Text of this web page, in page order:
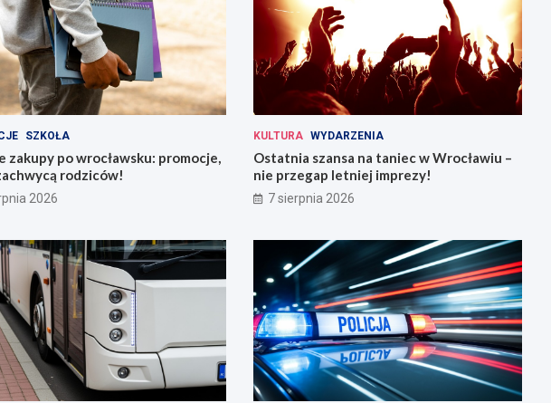
SZKOŁA
zakupy po wrocławsku: promocje,
rodziców!
2026
KULTURA WYDARZENIA
Ostatnia szansa na taniec w Wrocławiu –
nie przegap letniej imprezy!
7 sierpnia 2026